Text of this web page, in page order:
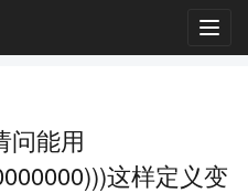
问能用
这样定义变